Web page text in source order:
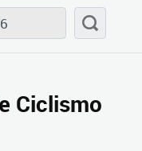
Ciclismo